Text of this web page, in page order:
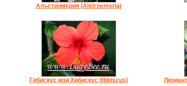
Альстромерия (Alstroemeria)
Гибискус или Хибискус (Hibiscus)